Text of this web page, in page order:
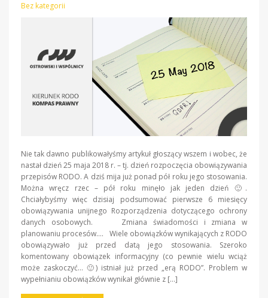
Bez kategorii
Nie tak dawno publikowałyśmy artykuł głoszący wszem i wobec, że
nastał dzień 25 maja 2018 r. – tj. dzień rozpoczęcia obowiązywania
przepisów RODO. A dziś mija już ponad pół roku jego stosowania.
Można wręcz rzec – pół roku minęło jak jeden dzień 🙂.
Chciałybyśmy więc dzisiaj podsumować pierwsze 6 miesięcy
obowiązywania unijnego Rozporządzenia dotyczącego ochrony
danych osobowych. Zmiana świadomości i zmiana w
planowaniu procesów…. Wiele obowiązków wynikających z RODO
obowiązywało już przed datą jego stosowania. Szeroko
komentowany obowiązek informacyjny (co pewnie wielu wciąż
może zaskoczyć… 🙂) istniał już przed „erą RODO”. Problem w
wypełnianiu obowiązków wynikał głównie z […]